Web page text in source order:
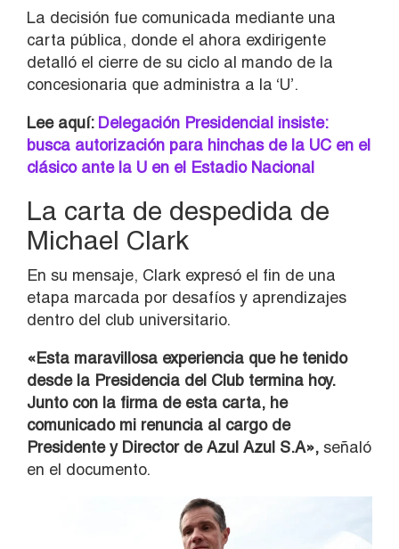
La decisión fue comunicada mediante una
carta pública, donde el ahora exdirigente
detalló el cierre de su ciclo al mando de la
concesionaria que administra a la ‘U’.
Lee aquí:Delegación Presidencial insiste:
busca autorización para hinchas de la UC en el
clásico ante la U en el Estadio Nacional
La carta de despedida de
Michael Clark
En su mensaje, Clark expresó el fin de una
etapa marcada por desafíos y aprendizajes
dentro del club universitario.
«Esta maravillosa experiencia que he tenido
desde la Presidencia del Club termina hoy.
Junto con la firma de esta carta, he
comunicado mi renuncia al cargo de
Presidente y Director de Azul Azul S.A», señaló
en el documento.